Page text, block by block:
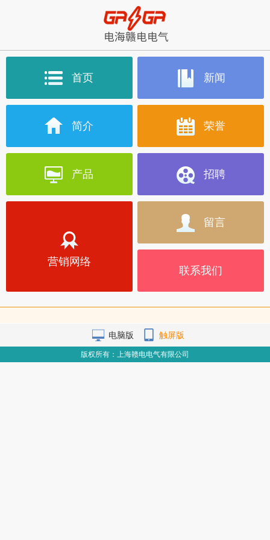
首页 新闻
简介 荣誉
产品 招聘
营销网络
留言
联系我们
电脑版 触屏版
版权所有：上海赣电电气有限公司